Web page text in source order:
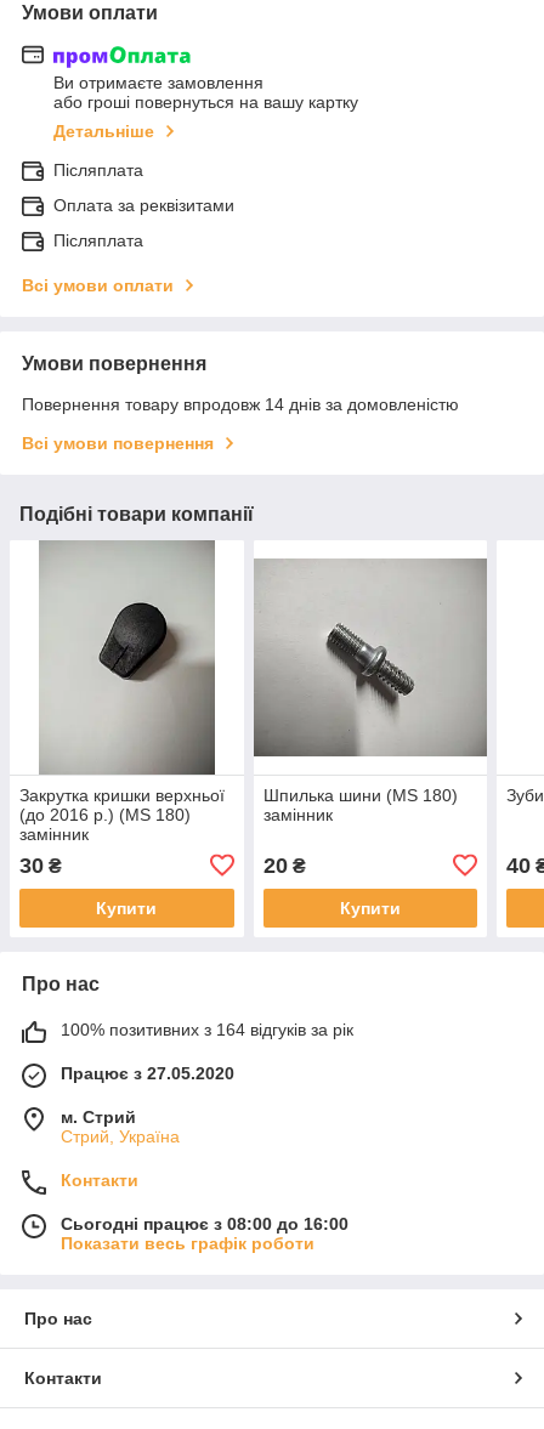
Умови оплати
Ви отримаєте замовлення
або гроші повернуться на вашу картку
Детальніше
Післяплата
Оплата за реквізитами
Післяплата
Всі умови оплати
Умови повернення
Повернення товару впродовж 14 днів за домовленістю
Всі умови повернення
Подібні товари компанії
Закрутка кришки верхньої
(до 2016 р.) (MS 180)
замінник
30 ₴
Купити
Шпилька шини (MS 180)
замінник
20₴
Купити
40
Про нас
100% позитивних з 164 відгуків за рік
Працює з 27.05.2020
м. Стрий
Стрий, Україна
Контакти
Сьогодні працює з 08:00 до 16:00
Показати весь графік роботи
Про нас
Контакти